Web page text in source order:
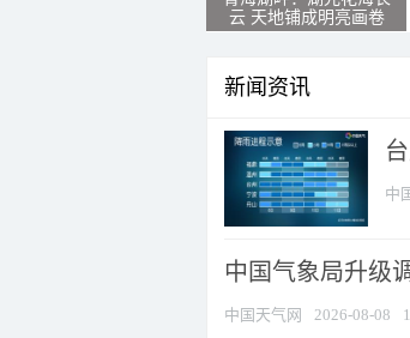
云 天地铺成明亮画卷
新闻资讯
中
中国气象局升级
中国天气网 2026-08-08